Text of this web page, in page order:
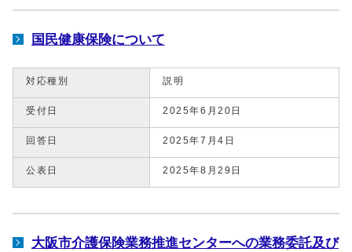
国民健康保険について
対応種別 説明
受付日 2025年6月20日
回答日 2025年7月4日
公表日 2025年8月29日
大阪市介護保険業務推進センターへの業務委託及び